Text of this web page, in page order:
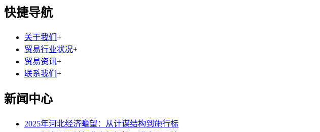
快捷导航
关于我们 +
贸易行业状况+
贸易资讯+
联系我们 +
新闻中心
2025年河北经济瞻望：从计谋结构到施行标